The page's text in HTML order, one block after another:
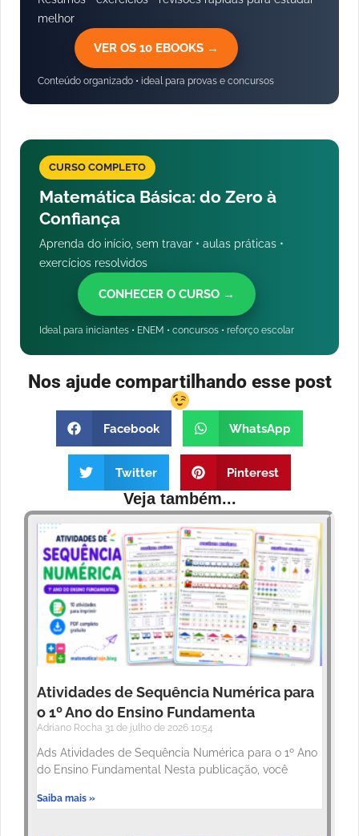
melhor
VER OS 10 EBOOKS →
Conteúdo organizado • ideal para provas e concursos
CURSO COMPLETO
Matemática Básica: do Zero à
Confiança
Aprenda do início, sem travar • aulas práticas •
exercícios resolvidos
CONHECER O CURSO →
Ideal para iniciantes • ENEM • concursos • reforço escolar
Nos ajude compartilhando esse post
Facebook WhatsApp
Twitter Pinterest
Veja também...
Atividades de Sequência Numérica para
o 1º Ano do Ensino Fundamenta
Adriano Rocha 31 de julho de 2026 10:54
Ads Atividades de Sequência Numérica para o 1º Ano
do Ensino Fundamental Nesta publicação, você
Saiba mais »